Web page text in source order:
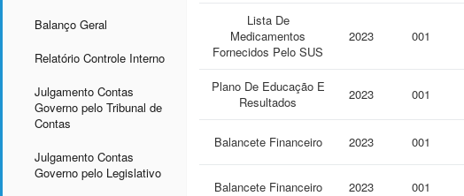
Balanço Geral
Relatório Controle Interno
Julgamento Contas
Governo pelo Tribunal de
Contas
Julgamento Contas
Governo pelo Legislativo
Lista De
Medicamentos
Fornecidos Pelo SUS
2023 001
Plano De Educação E
Resultados
2023 001
Balancete Financeiro 2023 001
Balancete Financeiro 2023 001